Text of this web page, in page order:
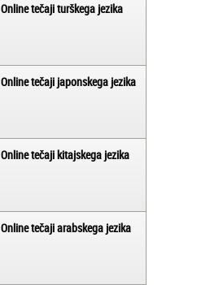
Online tečaji turškega jezika
Online tečaji japonskega jezika
Online tečaji kitajskega jezika
Online tečaji arabskega jezika